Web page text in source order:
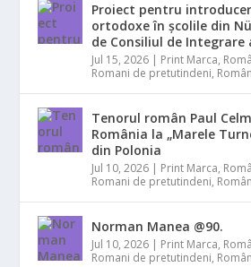
Proiect pentru
ortodoxe în școlile din
de Consiliul de Integrare
Jul 15, 2026 | Print Marca,
Romani de pretutindeni,
Tenorul român Paul
România la „Marele
din Polonia
Jul 10, 2026 | Print Marca,
Romani de pretutindeni,
Norman Manea @90.
Jul 10, 2026 | Print Marca,
Romani de pretutindeni,